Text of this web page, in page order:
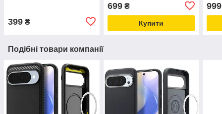
399 ₴
699₴
Купити
999
Подібні товари компанії